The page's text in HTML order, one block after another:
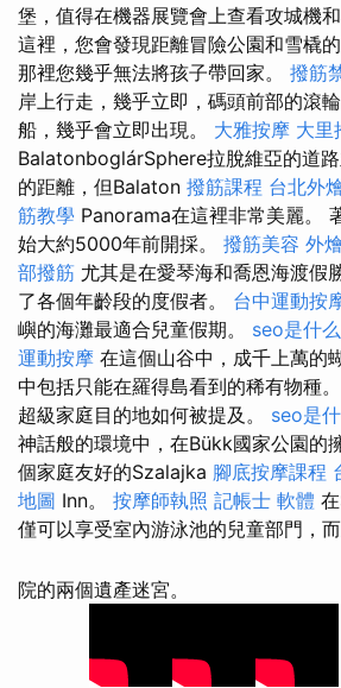
堡，值得在機器展覽會上查看攻城機和
這裡，您會發現距離冒險公園和雪橇
那裡您幾乎無法將孩子帶回家。 撥筋
岸上行走，幾乎立即，碼頭前部的滾
船，幾乎會立即出現。 大雅按摩 大里
BalatonboglárSphere拉脫維亞的道
的距離，但Balaton 撥筋課程 台北外
筋教學 Panorama在這裡非常美麗。
始大約5000年前開採。 撥筋美容 外
部撥筋 尤其是在愛琴海和喬恩海渡假
了各個年齡段的度假者。 台中運動按
嶼的海灘最適合兒童假期。 seo是什么
運動按摩 在這個山谷中，成千上萬的
中包括只能在羅得島看到的稀有物種
超級家庭目的地如何被提及。 seo是
神話般的環境中，在Bükk國家公園的
個家庭友好的Szalajka 腳底按摩課程
地圖 Inn。 按摩師執照 記帳士 軟體
僅可以享受室內游泳池的兒童部門，
院的兩個遺產迷宮。